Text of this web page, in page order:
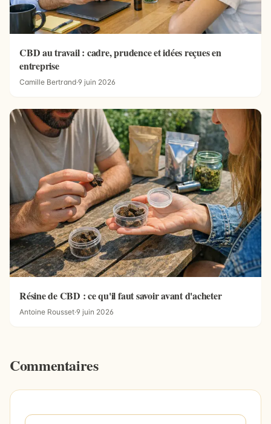
CBD au travail : cadre, prudence et idées reçues en
entreprise
Camille Bertrand·9 juin 2026
Résine de CBD : ce qu'il faut savoir avant d'acheter
Antoine Rousset·9 juin 2026
Commentaires